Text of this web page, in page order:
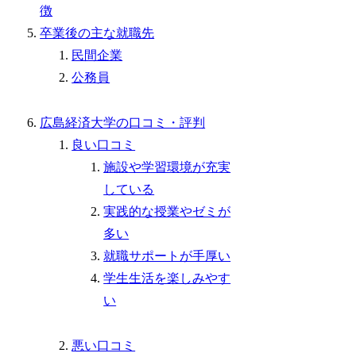
徴
卒業後の主な就職先
民間企業
公務員
広島経済大学の口コミ・評判
良い口コミ
施設や学習環境が充実
している
実践的な授業やゼミが
多い
就職サポートが手厚い
学生生活を楽しみやす
い
悪い口コミ